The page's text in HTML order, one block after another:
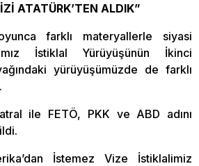
ATATÜRK’TEN ALDIK”
farklı materyallerle siyasi
İstiklal Yürüyüşünün İkinci
yürüyüşümüzde de farklı
ile FETÖ, PKK ve ABD adını
İstemez Vize İstiklalimiz